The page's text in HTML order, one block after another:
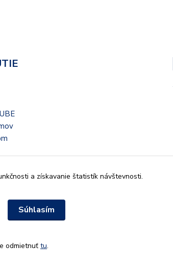
a získavanie štatistík návštevnosti.
Súhlasím
odmietnuť tu.